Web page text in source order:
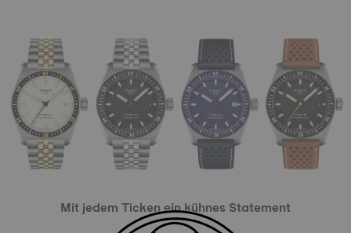
Mit jedem Ticken ein kühnes Statement